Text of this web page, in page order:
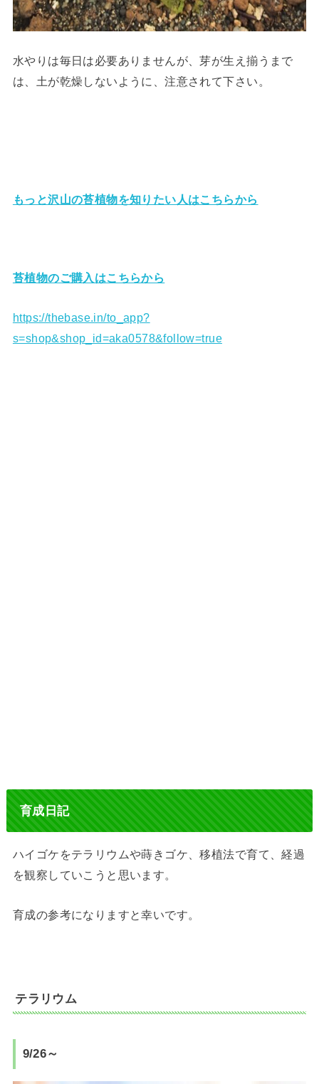
水やりは毎日は必要ありませんが、芽が生え揃うまで
は、土が乾燥しないように、注意されて下さい。
もっと沢山の苔植物を知りたい人はこちらから
苔植物のご購入はこちらから
https://thebase.in/to_app?
s=shop&shop_id=aka0578&follow=true
育成日記
ハイゴケをテラリウムや蒔きゴケ、移植法で育て、経過
を観察していこうと思います。
育成の参考になりますと幸いです。
テラリウム
9/26～